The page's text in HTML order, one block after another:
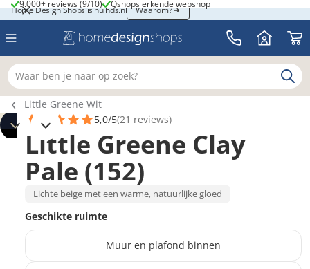
Home Design Shops is nu hds.nl
Home Design Shops is nu hds.nl Waarom?
9.000+ reviews (9/10)
9.000+ reviews (9/10) Qshops erkende webshop
Qshops erkende webshop
Waar ben je naar op zoek?
Breadcrumb navigatie
Little Greene Wit
5,0/5(21 reviews)
Little Greene Clay
Pale (152)
Lichte beige met een warme, natuurlijke gloed
Geschikte ruimte
Muur en plafond binnen